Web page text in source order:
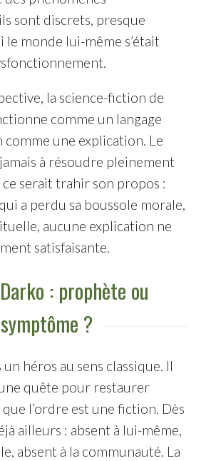
sont discrets, presque
le monde lui-même s’était
la science-fiction de
comme un langage
comme une explication. Le
à résoudre pleinement
ce serait trahir son propos :
a perdu sa boussole morale,
aucune explication ne
satisfaisante.
: prophète ou
symptôme ?
un héros au sens classique. Il
quête pour restaurer
l’ordre est une fiction. Dès
ailleurs : absent à lui-même,
absent à la communauté. La